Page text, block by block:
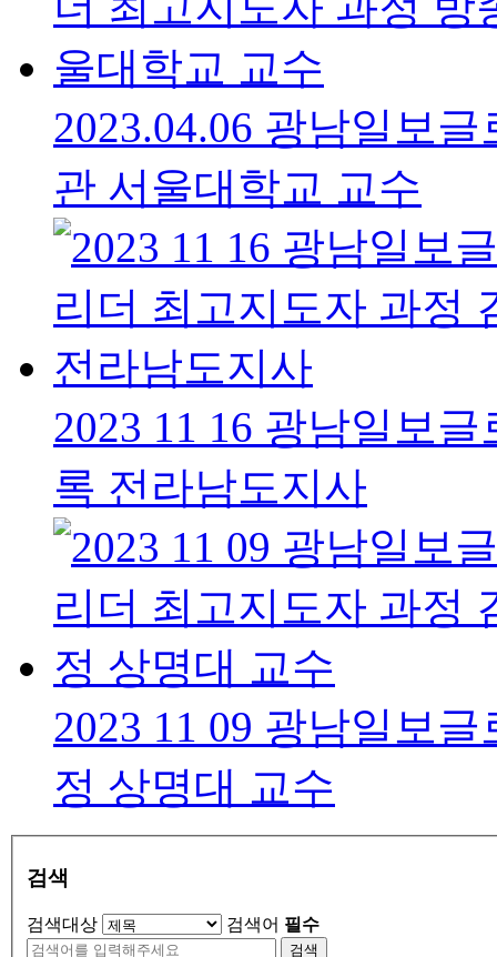
2023.04.06 광남일보
관 서울대학교 교수
2023 11 16 광남일보
록 전라남도지사
2023 11 09 광남일보
정 상명대 교수
검색
검색대상 검색어 필수
검색